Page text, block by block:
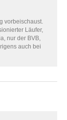
vorbeischaust.
Läufer,
nur der BVB,
auch bei